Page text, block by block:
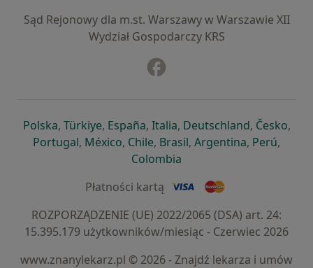
Sąd Rejonowy dla m.st. Warszawy w Warszawie XII
Wydział Gospodarczy KRS
Polskaotwiera się w nowej karcie
, Türkiyeotwiera się w nowej karcie
, Españaotwiera się w nowej karcie
, Italiaotwiera się w nowej
, Deutschlandotwiera się
, Česko,
Portugalotwiera się w nowej karcie
, Méxicootwiera się w nowej karcie
, Chileotwiera się w nowej karcie
, Brasilotwiera się w nowej
, Argentinaotwiera się
, Perú,
Colombia
Płatności kartą
ROZPORZĄDZENIE (UE) 2022/2065 (DSA) art. 24:
15.395.179 użytkowników/miesiąc - Czerwiec 2026
www.znanylekarz.pl © 2026 - Znajdź lekarza i umów